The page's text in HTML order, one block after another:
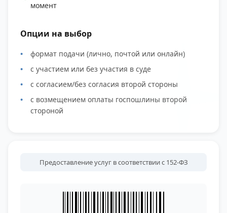
момент
Опции на выбор
формат подачи (лично, почтой или онлайн)
с участием или без участия в суде
с согласием/без согласия второй стороны
с возмещением оплаты госпошлины второй
стороной
Предоставление услуг в соответствии с 152-ФЗ